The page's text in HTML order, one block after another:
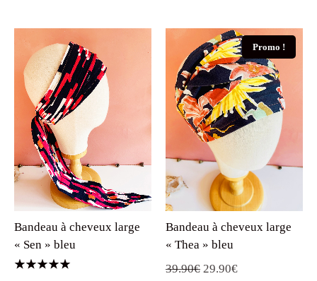
Bandeau à cheveux large
« Sen » bleu
Promo !
Bandeau à cheveux large
« Thea » bleu
39.90€ Le
29.90€Le